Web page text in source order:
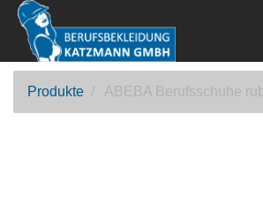
Produkte ABEBA Berufsschuhe